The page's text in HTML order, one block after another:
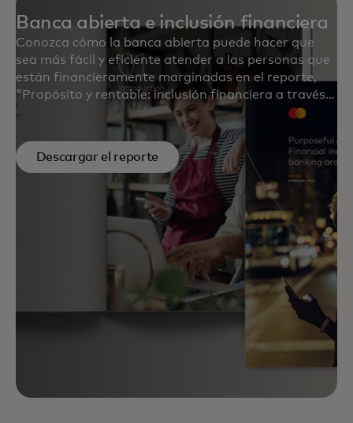
Banca abierta e inclusión financiera
Conozca cómo la banca abierta puede hacer que
sea más fácil y eficiente atender a las personas que
están financieramente marginadas en el reporte,
"Propósito y rentable: inclusión financiera a través
de la banca abierta en todo el mundo".
Descargar el reporte